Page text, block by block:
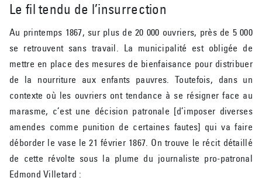
Le fil tendu de l’insurrection
Au printemps 1867, sur plus de 20 000 ouvriers, près de 5 000
se retrouvent sans travail. La municipalité est obligée de
mettre en place des mesures de bienfaisance pour distribuer
de la nourriture aux enfants pauvres. Toutefois, dans un
contexte où les ouvriers ont tendance à se résigner face au
marasme, c’est une décision patronale [d’imposer diverses
amendes comme punition de certaines fautes] qui va faire
déborder le vase le 21 février 1867. On trouve le récit détaillé
de cette révolte sous la plume du journaliste pro-patronal
Edmond Villetard :